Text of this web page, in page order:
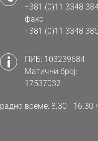
+381 (0)11 3348
факс
+381 (0)11 3348 385
ПИБ: 103239684
Матични број:
17537032
радно време: 8.30 -